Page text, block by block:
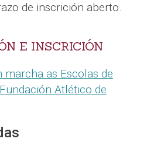
de inscrición aberto.
E INSCRICIÓN
marcha as Escolas de
Atlético de